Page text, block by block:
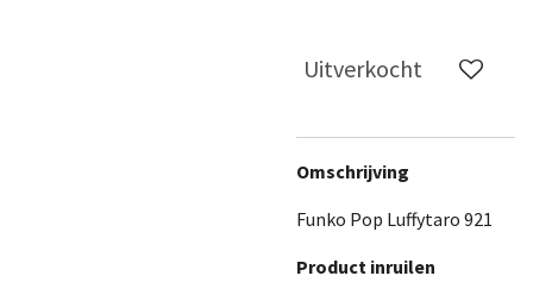
Uitverkocht
Omschrijving
Funko Pop Luffytaro 921
Product inruilen